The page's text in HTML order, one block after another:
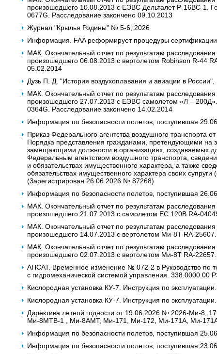
произошедшего 10.08.2013 с ЕЭВС Дельталет Р-16ВС-1.
0677G. Расследование закончено 09.10.2013
Журнал "Крылья Родины" № 5-6, 2026
Информация. FAA реформирует процедуры
МАК. Окончательный отчет по результатам
произошедшего 06.08.2013 с вертолетом Robinson R-44
05.02.2014
Дузь П. Д. "История воздухоплавания и авиации в
МАК. Окончательный отчет по результатам
произошедшего 27.07.2013 с ЕЭВС самолетом «Л – 200Д».
0364G. Расследование закончено 14.02.2014
Информация по безопасности полетов, поступившая
Приказ Федерального агентства воздушного
Порядка представления гражданами, претендующими на
замещающими должности в организациях, создаваемых
Федеральным агентством воздушного транспорта,
и обязательствах имущественного характера, а также
обязательствах имущественного характера своих
(Зарегистрирован 26.06.2026 № 87268)
Информация по безопасности полетов, поступившая
МАК. Окончательный отчет по результатам
произошедшего 21.07.2013 c самолетом ЕС 120В RA-
МАК. Окончательный отчет по результатам
произошедшего 14.07.2013 с вертолетом Ми-8Т RA-
МАК. Окончательный отчет по результатам
произошедшего 02.07.2013 с вертолетом Ми-8Т RA-
АНСАТ. Временное изменение № 072-2 в Руководство по
с гидромеханической системой управления. 338.0000.00
Кислородная установка КУ-7. Инструкция по
Кислородная установка КУ-7. Инструкция по
Директива летной годности от 19.06.2026 № 2026-Ми-8,
Ми-8МТВ-1 , Ми-8АМТ, Ми-171, Ми-172, Ми-171А, Ми-
Информация по безопасности полетов, поступившая
Информация по безопасности полетов, поступившая